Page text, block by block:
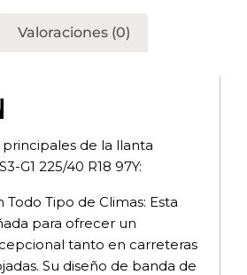
Valoraciones (0)
principales de la llanta
G1 225/40 R18 97Y:
Tipo de Climas: Esta
para ofrecer un
tanto en carreteras
Su diseño de banda de